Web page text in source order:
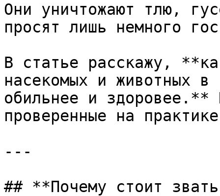
Они уничтожают тлю,
просят лишь немного
В статье расскажу,
насекомых и животных
обильнее и здоровее.**
проверенные на
---
## **Почему стоит